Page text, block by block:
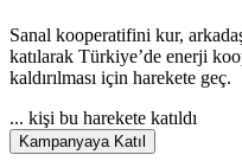
Sanal kooperatifini kur,
katılarak Türkiye’de enerji
kaldırılması için harekete geç.
... kişi bu harekete katıldı
Kampanyaya Katıl